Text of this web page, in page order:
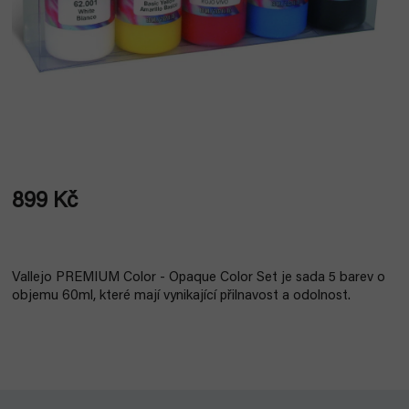
899 Kč
Vallejo PREMIUM Color - Opaque Color Set je sada 5 barev o
objemu 60ml, které mají vynikající přilnavost a odolnost.